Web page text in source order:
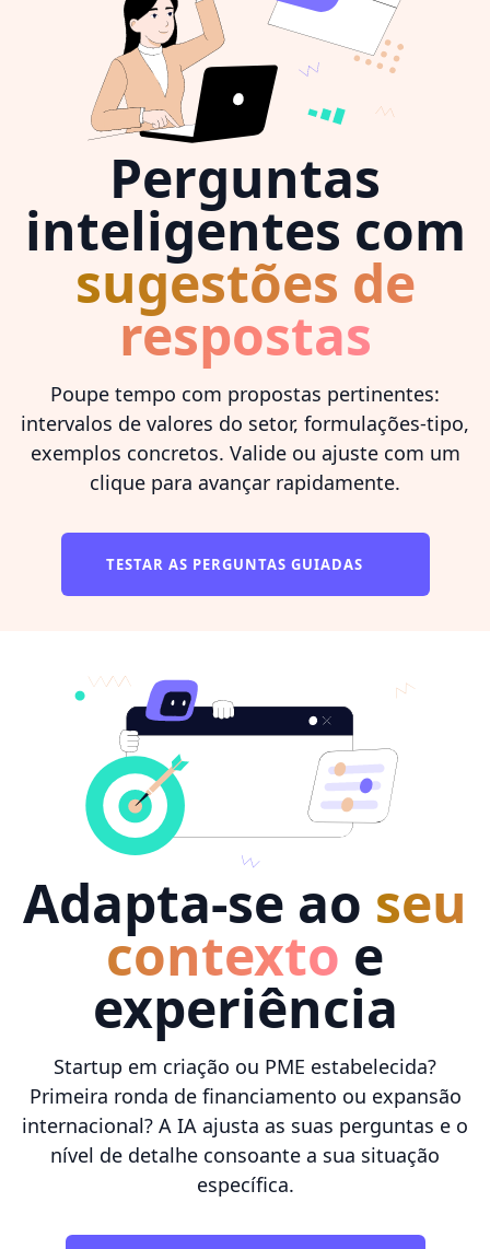
Perguntas
inteligentes com
sugestões de
respostas
Poupe tempo com propostas pertinentes:
intervalos de valores do setor, formulações-tipo,
exemplos concretos. Valide ou ajuste com um
clique para avançar rapidamente.
TESTAR AS PERGUNTAS GUIADAS
Adapta-se ao seu
contexto e
experiência
Startup em criação ou PME estabelecida?
Primeira ronda de financiamento ou expansão
internacional? A IA ajusta as suas perguntas e o
nível de detalhe consoante a sua situação
específica.